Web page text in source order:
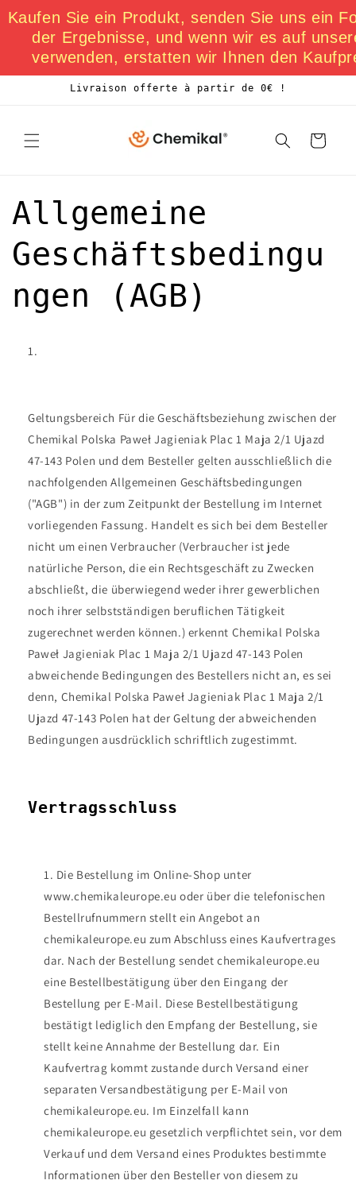
Kaufen Sie ein Produkt, senden Sie uns ein
der Ergebnisse, und wenn wir es auf
verwenden, erstatten wir Ihnen den
passer
au
contenu
Livraison offerte à partir de 0€ !
Panier
Allgemeine
Geschäftsbedingu
ngen (AGB)
Geltungsbereich Für die Geschäftsbeziehung zwischen der
Chemikal Polska Paweł Jagieniak Plac 1 Maja 2/1 Ujazd
47-143 Polen und dem Besteller gelten ausschließlich die
nachfolgenden Allgemeinen Geschäftsbedingungen
("AGB") in der zum Zeitpunkt der Bestellung im Internet
vorliegenden Fassung. Handelt es sich bei dem Besteller
nicht um einen Verbraucher (Verbraucher ist jede
natürliche Person, die ein Rechtsgeschäft zu Zwecken
abschließt, die überwiegend weder ihrer gewerblichen
noch ihrer selbstständigen beruflichen Tätigkeit
zugerechnet werden können.) erkennt Chemikal Polska
Paweł Jagieniak Plac 1 Maja 2/1 Ujazd 47-143 Polen
abweichende Bedingungen des Bestellers nicht an, es sei
denn, Chemikal Polska Paweł Jagieniak Plac 1 Maja 2/1
Ujazd 47-143 Polen hat der Geltung der abweichenden
Bedingungen ausdrücklich schriftlich zugestimmt.
Vertragsschluss
Die Bestellung im Online-Shop unter
www.chemikaleurope.eu oder über die telefonischen
Bestellrufnummern stellt ein Angebot an
chemikaleurope.eu zum Abschluss eines Kaufvertrages
dar. Nach der Bestellung sendet chemikaleurope.eu
eine Bestellbestätigung über den Eingang der
Bestellung per E-Mail. Diese Bestellbestätigung
bestätigt lediglich den Empfang der Bestellung, sie
stellt keine Annahme der Bestellung dar. Ein
Kaufvertrag kommt zustande durch Versand einer
separaten Versandbestätigung per E-Mail von
chemikaleurope.eu. Im Einzelfall kann
chemikaleurope.eu gesetzlich verpflichtet sein, vor dem
Verkauf und dem Versand eines Produktes bestimmte
Informationen über den Besteller von diesem zu